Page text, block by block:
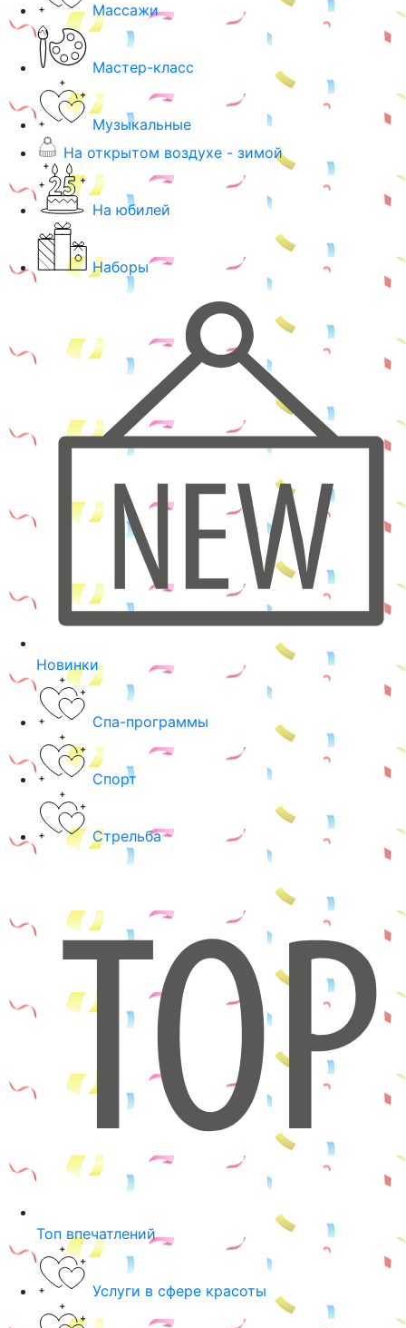
Массажи
Мастер-класс
Музыкальные
На открытом воздухе - зимой
На юбилей
Наборы
Новинки
Спа-программы
Спорт
Стрельба
Топ впечатлений
Услуги в сфере красоты